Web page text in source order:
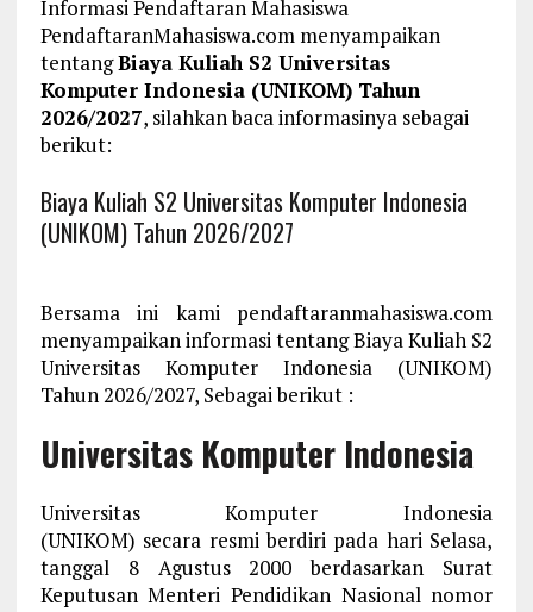
Informasi Pendaftaran Mahasiswa
PendaftaranMahasiswa.com menyampaikan
tentangBiaya Kuliah S2 Universitas
Komputer Indonesia (UNIKOM) Tahun
2026/2027, silahkan baca informasinya sebagai
berikut:
Biaya Kuliah S2 Universitas Komputer Indonesia
(UNIKOM) Tahun 2026/2027
Bersama ini kami pendaftaranmahasiswa.com
menyampaikan informasi tentang Biaya Kuliah S2
Universitas Komputer Indonesia (UNIKOM)
Tahun 2026/2027, Sebagai berikut :
Universitas Komputer Indonesia
Universitas Komputer Indonesia
(UNIKOM) secara resmi berdiri pada hari Selasa,
tanggal 8 Agustus 2000 berdasarkan Surat
Keputusan Menteri Pendidikan Nasional nomor